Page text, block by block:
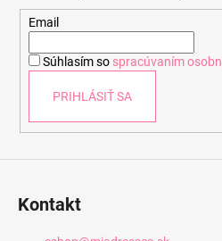
Email
Súhlasím so spracúvaním
PRIHLÁSIŤ SA
Kontakt